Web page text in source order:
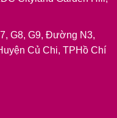
G8, G9, Đường N3,
Củ Chi, TPHồ Chí